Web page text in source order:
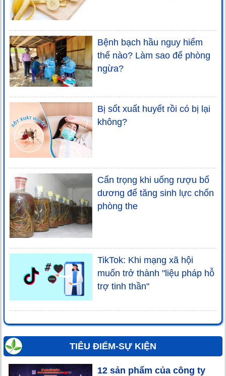
Bệnh bạch hầu nguy hiểm
thế nào? Làm sao để phòng
ngừa?
Bị sốt xuất huyết rồi có bị lại
không?
Cẩn trọng khi uống rượu bổ
dương để tăng sinh lực chốn
phòng the
TikTok: Khi mạng xã hội
muốn trở thành "liệu pháp hỗ
trợ tinh thần"
TIÊU ĐIỂM-SỰ KIỆN
12 sản phẩm của công ty